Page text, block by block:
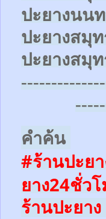
ปะยางนน
ปะยางสมุท
ปะยางสมุ
คำค้น
#ร้านปะย
ยาง24ชั่วโ
ร้านปะยาง